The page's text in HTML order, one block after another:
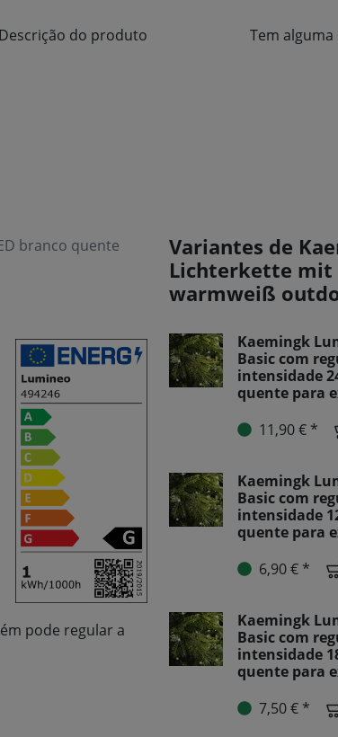
Descrição do produto Tem
branco quente
pode regular a
Variantes de
Lichterkette mit
warmweiß
Kaemingk
Basic com
intensidade
quente para
11,90 € *
Kaemingk
Basic com
intensidade
quente para
6,90 € *
Kaemingk
Basic com
intensidade
quente para
7,50 € *